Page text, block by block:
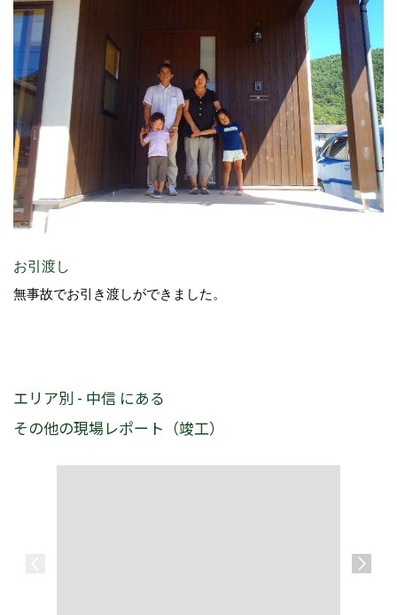
お引渡し
無事故でお引き渡しができました。
エリア別 - 中信 にある
その他の現場レポート（竣工）